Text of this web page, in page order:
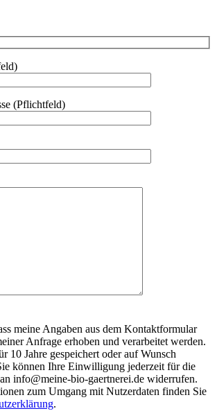
(Pflichtfeld)
meine Angaben aus dem Kontaktformular
Anfrage erhoben und verarbeitet werden.
10 Jahre gespeichert oder auf Wunsch
können Ihre Einwilligung jederzeit für die
info@meine-bio-gaertnerei.de widerrufen.
zum Umgang mit Nutzerdaten finden Sie
.